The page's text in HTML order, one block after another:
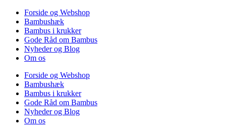
Forside og Webshop
Bambushæk
Bambus i krukker
Gode Råd om Bambus
Nyheder og Blog
Om os
Forside og Webshop
Bambushæk
Bambus i krukker
Gode Råd om Bambus
Nyheder og Blog
Om os